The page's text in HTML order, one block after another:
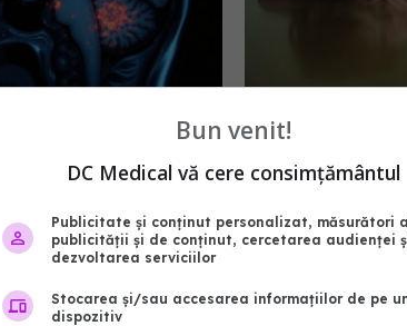
prea tânăr pentru
te va șoca.
lucruri, citește
neobservată la
05 mai 2026, 11:38
Bun venit!
DC Medical vă cere consimțământul
Publicitate și conținut personalizat, măsurători
publicității și de conținut, cercetarea audienței
dezvoltarea serviciilor
Stocarea și/sau accesarea informațiilor de pe
dispozitiv